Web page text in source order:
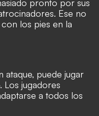
pronto por sus
Ese no
los pies en la
ataque, puede jugar
Los jugadores
a todos los